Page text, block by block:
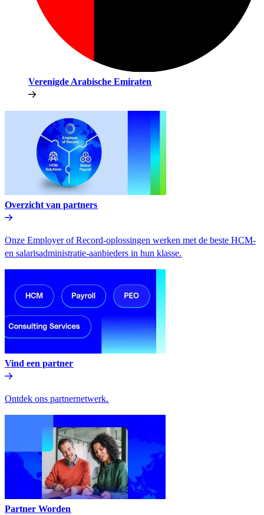
Verenigde Arabische Emiraten​​
Overzicht van partners​​
Onze Employer of Record-oplossingen werken met de beste HCM-
en salarisadministratie-aanbieders in hun klasse.​​
Vind een partner​​
Ontdek ons partnernetwerk.​​
Partner Worden​​